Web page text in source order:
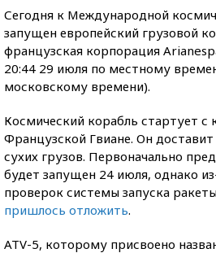
Сегодня к Международной
запущен европейский грузовой
французская корпорация
20:44 29 июля по местному
московскому времени).
Космический корабль стартует
Французской Гвиане. Он
сухих грузов. Первоначально
будет запущен 24 июля, однако
проверок системы запуска
пришлось отложить.
ATV-5, которому присвоено